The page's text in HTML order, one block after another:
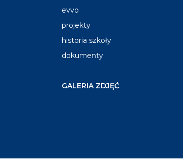
evvo
projekty
historia szkoły
dokumenty
GALERIA ZDJĘĆ